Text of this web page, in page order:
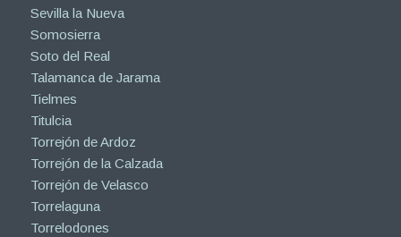
Sevilla la Nueva
Somosierra
Soto del Real
Talamanca de Jarama
Tielmes
Titulcia
Torrejón de Ardoz
Torrejón de la Calzada
Torrejón de Velasco
Torrelaguna
Torrelodones